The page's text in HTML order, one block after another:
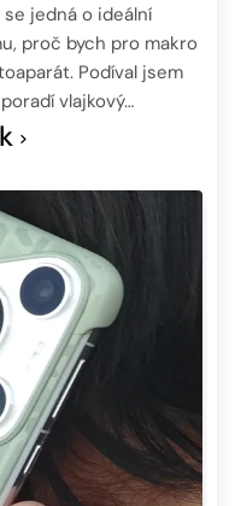
jedná o ideální
proč bych pro makro
Podíval jsem
vlajkový…